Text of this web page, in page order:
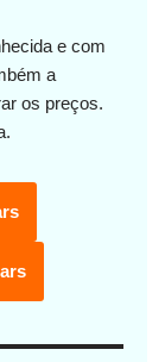
e com
a
os preços.